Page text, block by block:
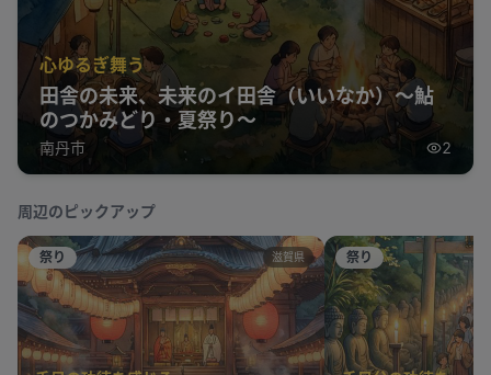
心ゆるぎ舞う
田舎の未来、未来のイ田舎（いいなか）～鮎
のつかみどり・夏祭り～
南丹市 2
周辺のピックアップ
祭り 滋賀県 祭り